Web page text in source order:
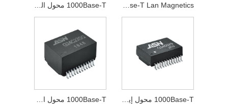
1000Base-T محول النبض 1000Base-T Lan Magnetics
1000Base-T محول إيثرنت